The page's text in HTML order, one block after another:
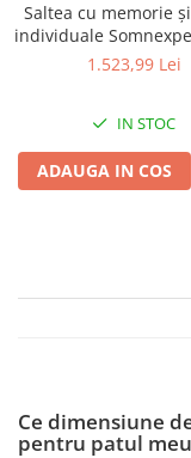
Saltea cu memorie
individuale
Evolution Pocket
1.523,99 Lei
IN STOC
ADAUGA IN COS
Ce dimensiune
pentru patul